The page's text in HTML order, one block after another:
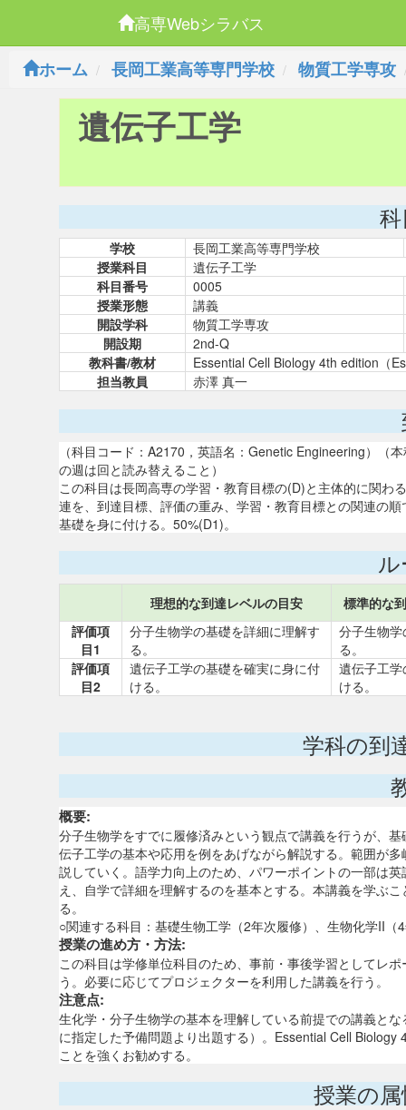
高専Webシラバス
ホーム
長岡工業高等専門学校 物質工学専攻
遺伝子工学
学校
長岡工業高等専門学校
授業科目
遺伝子工学
科目番号
0005
授業形態
講義
開設学科
物質工学専攻
開設期
2nd-Q
教科書/教材
Essential Cell Biology 4th edition（
担当教員
赤澤 真一
（科目コード：A2170，英語名：Genetic Engineering）（
の週は回と読み替えること）
この科目は長岡高専の学習・教育目標の(D)と主体的に関わ
連を、到達目標、評価の重み、学習・教育目標との関連の
基礎を身に付ける。50%(D1)。
理想的な到達レベルの目安
標準的な
評価項
目1
分子生物学の基礎を詳細に理解す
る。
分子生物
る。
評価項
目2
遺伝子工学の基礎を確実に身に付
ける。
遺伝子工
ける。
学科の到
概要:
分子生物学をすでに履修済みという観点で講義を行うが、
伝子工学の基本や応用を例をあげながら解説する。範囲が
説していく。語学力向上のため、パワーポイントの一部は
え、自学で詳細を理解するのを基本とする。本講義を学ぶ
る。
○関連する科目：基礎生物工学（2年次履修）、生物化学II
授業の進め方・方法:
この科目は学修単位科目のため、事前・事後学習としてレ
う。必要に応じてプロジェクターを利用した講義を行う。
注意点:
生化学・分子生物学の基本を理解している前提での講義と
に指定した予備問題より出題する）。Essential Cell
ことを強くお勧めする。
授業の